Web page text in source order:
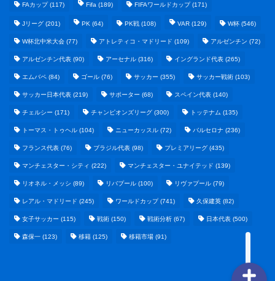
FAカップ(117) Fifa (189) FIFAワールドカップ(171)
Jリーグ (201) PK (64) PK戦 (108) VAR (129) W杯 (546)
W杯北中米大会 (77) アトレティコ・マドリード (109) アルゼンチン (72)
アルゼンチン代表 (90) アーセナル (316) イングランド代表 (265)
エムバペ (84) ゴール (76) サッカー (355) サッカー戦術 (103)
サッカー日本代表 (219) サポーター (68) スペイン代表 (140)
チェルシー (171) チャンピオンズリーグ (300) トッテナム (135)
トーマス・トゥヘル (104) ニューカッスル (72) バルセロナ (236)
フランス代表 (76) ブラジル代表 (98) プレミアリーグ (435)
マンチェスター・シティ (222) マンチェスター・ユナイテッド (139)
リオネル・メッシ (89) リバプール (100) リヴァプール (79)
レアル・マドリード (245) ワールドカップ(741) 久保建英 (82)
女子サッカー (115) 戦術 (150) 戦術分析 (67) 日本代表 (500)
森保一 (123) 移籍 (125) 移籍市場 (91)
テクノロジーまとめ
ビジネス・経済まとめ